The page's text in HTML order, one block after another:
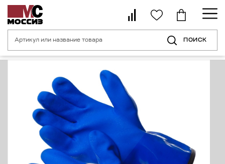
ПОИСК
Главная страница Средства индивидуальной защиты рук